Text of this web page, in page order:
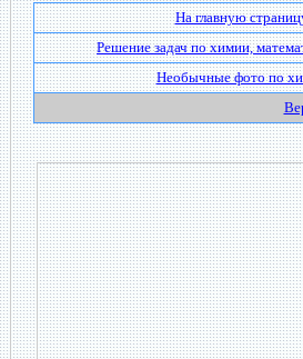
На главную
Решение задач по химии,
Необычные фото по